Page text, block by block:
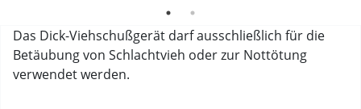
Das Dick-Viehschußgerät darf ausschließlich für die
Betäubung von Schlachtvieh oder zur Nottötung
verwendet werden.